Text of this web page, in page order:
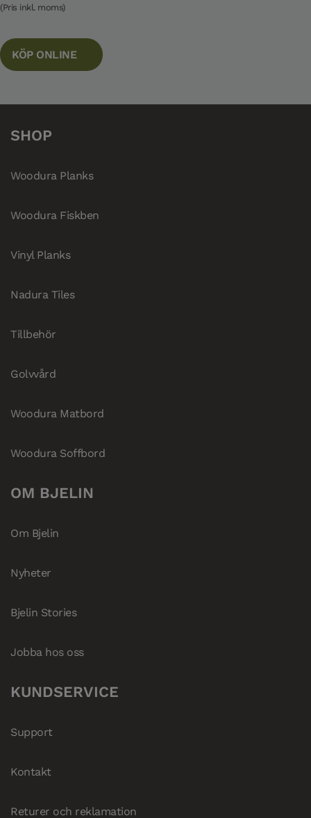
(Pris inkl. moms)
KÖP ONLINE
SHOP
Woodura Planks
Woodura Fiskben
Vinyl Planks
Nadura Tiles
Tillbehör
Golvvård
Woodura Matbord
Woodura Soffbord
OM BJELIN
Om Bjelin
Nyheter
Bjelin Stories
Jobba hos oss
KUNDSERVICE
Support
Kontakt
Returer och reklamation